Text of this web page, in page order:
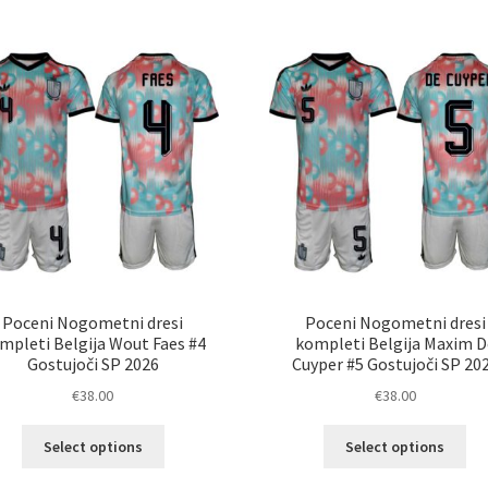
Možnosti
lahko
izberete
na
strani
izdelka
na
Poceni Nogometni dresi
Belgija Wout Faes #4
Gostujoči SP 2026
€38.00
Select options
Poceni Nogometni dresi
kompleti Belgija Maxim
Cuyper #5 Gostujoči SP
€38.00
Select options